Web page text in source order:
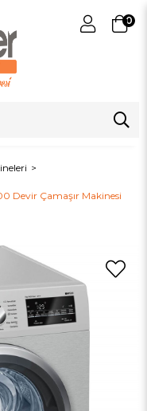
0
Devir Çamaşır Makinesi